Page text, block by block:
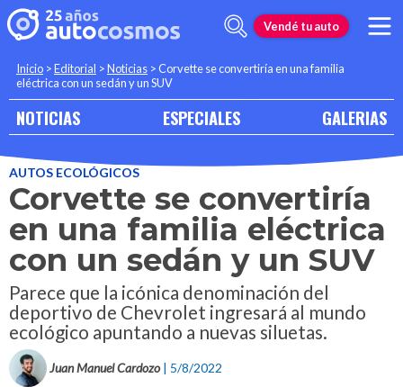
Vendé tu auto
Inicio >Editorial >Noticias >Corvette se convertiría en una familia
eléctrica con un sedán y un SUV
NOTICIAS ESPECIALES GALERIAS
AUTOS ECOLÓGICOS
Corvette se convertiría
en una familia eléctrica
con un sedán y un SUV
Parece que la icónica denominación del
deportivo de Chevrolet ingresará al mundo
ecológico apuntando a nuevas siluetas.
Juan Manuel Cardozo | 5/8/2022